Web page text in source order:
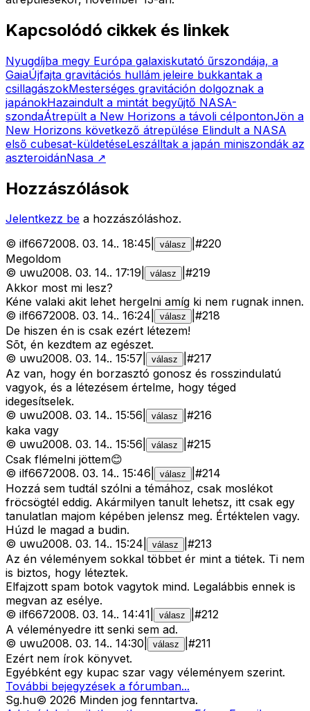
Kapcsolódó cikkek és linkek
Nyugdíjba megy Európa galaxiskutató űrszondája, a
GaiaÚjfajta gravitációs hullám jeleire bukkantak a
csillagászokMesterséges gravitáción dolgoznak a
japánokHazaindult a mintát begyűjtő NASA-
szondaÁtrepült a New Horizons a távoli célpontonJön a
New Horizons következő átrepülése Elindult a NASA
első cubesat-küldetéseLeszálltak a japán miniszondák az
aszteroidánNasa ↗
Hozzászólások
Jelentkezz be a hozzászóláshoz.
© ilf6672008. 03. 14.. 18:45 válasz #220
Megoldom
© uwu2008. 03. 14.. 17:19 válasz #219
Akkor most mi lesz?
Kéne valaki akit lehet hergelni amíg ki nem rugnak innen.
© ilf6672008. 03. 14.. 16:24 válasz #218
De hiszen én is csak ezért létezem!
Sõt, én kezdtem az egészet.
© uwu2008. 03. 14.. 15:57 válasz #217
Az van, hogy én borzasztó gonosz és rosszindulatú
vagyok, és a létezésem értelme, hogy téged
idegesítselek.
© uwu2008. 03. 14.. 15:56 válasz #216
kaka vagy
© uwu2008. 03. 14.. 15:56 válasz #215
Csak flémelni jöttem😊
© ilf6672008. 03. 14.. 15:46 válasz #214
Hozzá sem tudtál szólni a témához, csak moslékot
fröcsögtél eddig. Akármilyen tanult lehetsz, itt csak egy
tanulatlan majom képében jelensz meg. Értéktelen vagy.
Húzd le magad a budin.
© uwu2008. 03. 14.. 15:24 válasz #213
Az én véleményem sokkal többet ér mint a tiétek. Ti nem
is biztos, hogy léteztek.
Elfajzott spam botok vagytok mind. Legalábbis ennek is
megvan az esélye.
© ilf6672008. 03. 14.. 14:41 válasz #212
A véleményedre itt senki sem ad.
© uwu2008. 03. 14.. 14:30 válasz #211
Ezért nem írok könyvet.
Egyébként egy kupac szar vagy véleményem szerint.
További bejegyzések a fórumban...
Sg.hu© 2026 Minden jog fenntartva.